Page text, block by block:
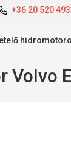
+36 20 520
Volvo